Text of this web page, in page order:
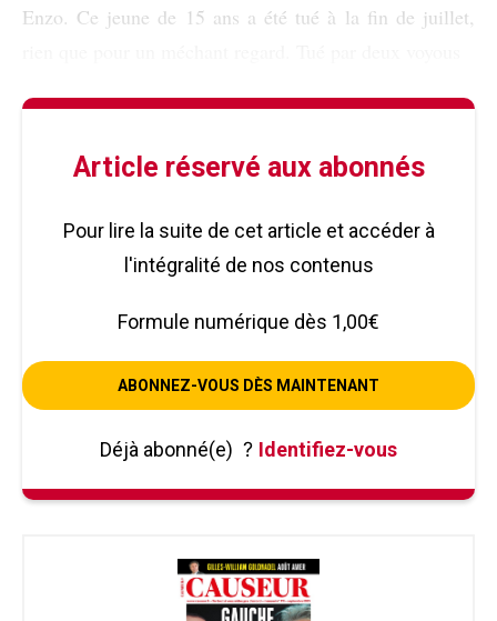
Enzo. Ce jeune de 15 ans a été tué à la fin de juillet,
Article réservé aux abonnés
Pour lire la suite de cet article et accéder à
l'intégralité de nos contenus
Formule numérique dès 1,00€
ABONNEZ-VOUS DÈS MAINTENANT
Déjà abonné(e) ? Identifiez-vous